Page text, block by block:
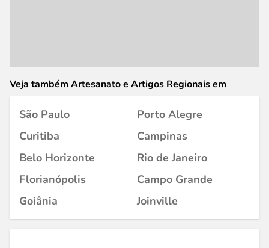
Veja também Artesanato e Artigos Regionais em
São Paulo
Porto Alegre
Curitiba
Campinas
Belo Horizonte
Rio de Janeiro
Florianópolis
Campo Grande
Goiânia
Joinville